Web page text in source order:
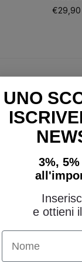
€29,90
UNO
3%,
e ottieni
Name